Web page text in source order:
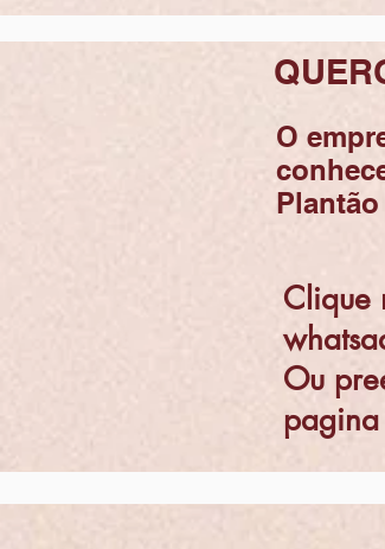
O
Clique
Ou
pagina